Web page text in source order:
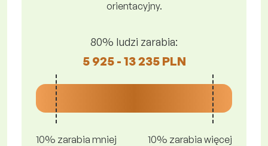
orientacyjny.
80% ludzi zarabia:
5 925 - 13 235 PLN
10% zarabia mniej
10% zarabia więcej